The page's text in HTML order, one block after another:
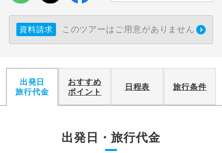
資料請求 このツアーはご用意がありません
出発日
旅行代金
おすすめ
ポイント
日程表 旅行条件
出発日・旅行代金
ホテル指定
ご紹介するホテルを指定したコースで
ス2席利用